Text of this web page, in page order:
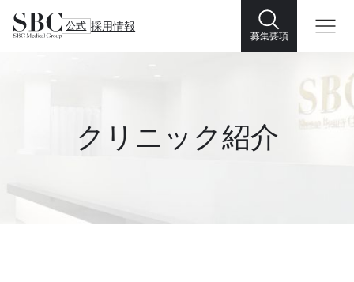
公式 採用情報
募集要項
クリニック紹介